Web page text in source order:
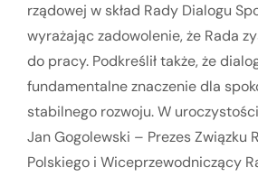
rządowej w skład Rady Dialogu
wyrażając zadowolenie, że Rada
do pracy. Podkreślił także, że
fundamentalne znaczenie dla
stabilnego rozwoju. W uroczystości
Jan Gogolewski – Prezes Związku
Polskiego i Wiceprzewodniczący